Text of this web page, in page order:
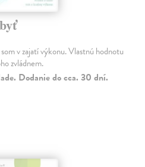
v zajatí výkonu. Vlastnú hodnotu
zvládnem.
Dodanie do cca. 30 dní.